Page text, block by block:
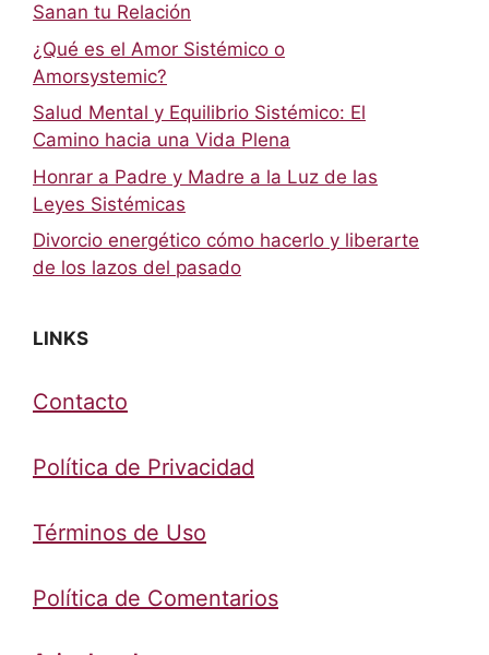
Sanan tu Relación
¿Qué es el Amor Sistémico o
Amorsystemic?
Salud Mental y Equilibrio Sistémico: El
Camino hacia una Vida Plena
Honrar a Padre y Madre a la Luz de las
Leyes Sistémicas
Divorcio energético cómo hacerlo y liberarte
de los lazos del pasado
LINKS
Contacto
Política de Privacidad
Términos de Uso
Política de Comentarios